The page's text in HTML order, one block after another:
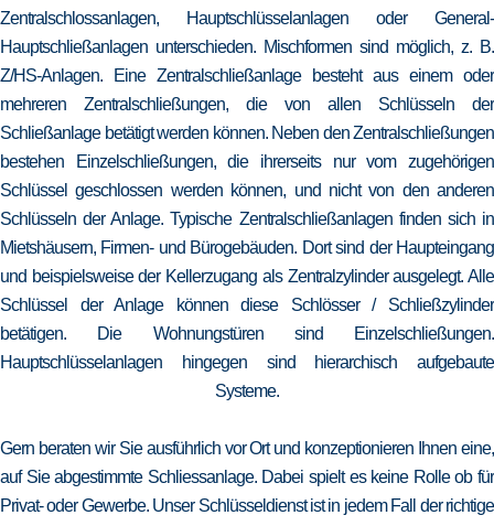
Zentralschlossanlagen, Hauptschlüsselanlagen oder General-
Hauptschließanlagen unterschieden. Mischformen sind möglich, z. B.
Z/HS-Anlagen. Eine Zentralschließanlage besteht aus einem oder
mehreren Zentralschließungen, die von allen Schlüsseln der
Schließanlage betätigt werden können. Neben den Zentralschließungen
bestehen Einzelschließungen, die ihrerseits nur vom zugehörigen
Schlüssel geschlossen werden können, und nicht von den anderen
Schlüsseln der Anlage. Typische Zentralschließanlagen finden sich in
Mietshäusern, Firmen- und Bürogebäuden. Dort sind der Haupteingang
und beispielsweise der Kellerzugang als Zentralzylinder ausgelegt. Alle
Schlüssel der Anlage können diese Schlösser / Schließzylinder
betätigen. Die Wohnungstüren sind Einzelschließungen.
Hauptschlüsselanlagen hingegen sind hierarchisch aufgebaute
Systeme.
Gern beraten wir Sie ausführlich vor Ort und konzeptionieren Ihnen eine,
auf Sie abgestimmte Schliessanlage. Dabei spielt es keine Rolle ob für
Privat- oder Gewerbe. Unser Schlüsseldienst ist in jedem Fall der richtige